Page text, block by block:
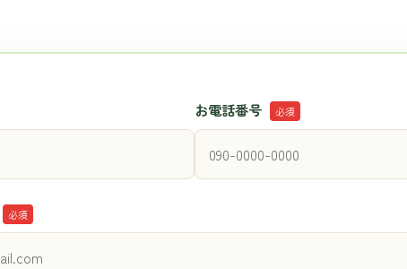
お電話番号 必須
必須